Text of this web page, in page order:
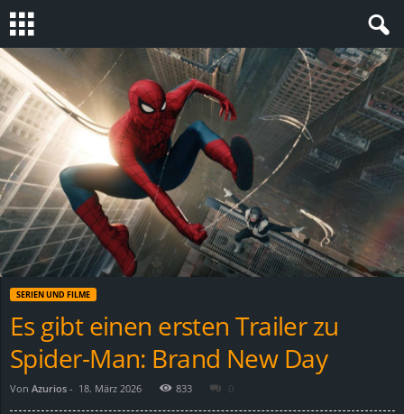
S
t
e
v
i
n
SERIEN UND FILME
Es gibt einen ersten Trailer zu
Spider-Man: Brand New Day
Von Azurios - 18. März 2026 833 0